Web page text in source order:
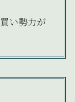
い勢力が